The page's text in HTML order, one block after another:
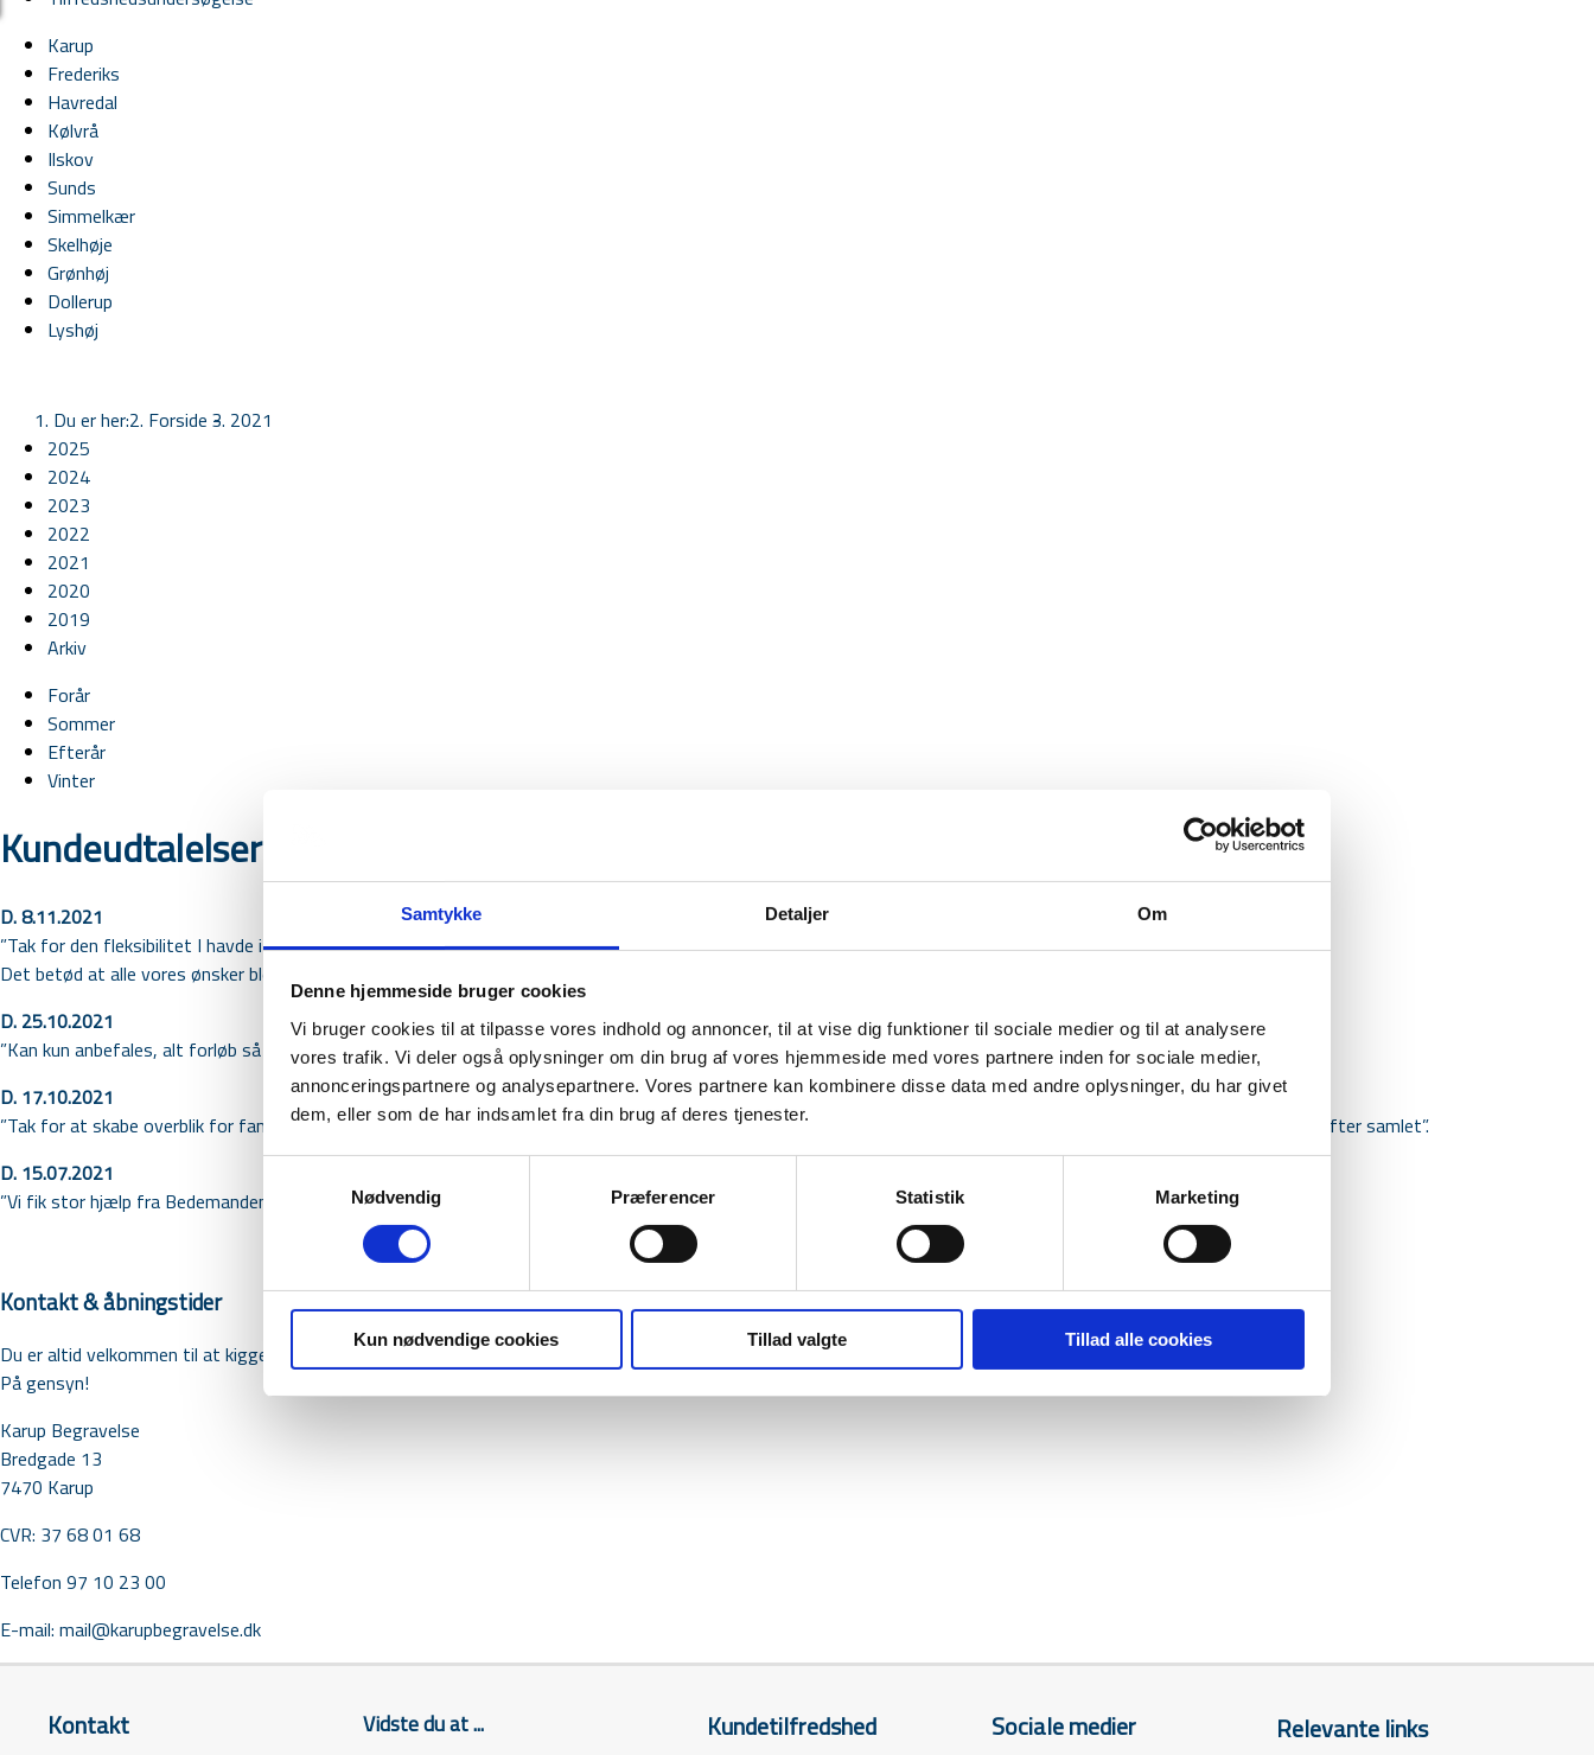
Samtykke Detaljer Om
Denne hjemmeside bruger cookies
Vi bruger cookies til at tilpasse vores indhold og annoncer, til at vise dig funktioner til sociale medier og til at analysere
vores trafik. Vi deler også oplysninger om din brug af vores hjemmeside med vores partnere inden for sociale medier,
annonceringspartnere og analysepartnere. Vores partnere kan kombinere disse data med andre oplysninger, du har givet
dem, eller som de har indsamlet fra din brug af deres tjenester.
Nødvendig
Præferencer Statistik Marketing
Kun nødvendige cookies Tillad valgte Tillad alle cookies
Karup
Frederiks
Havredal
Kølvrå
Ilskov
Sunds
Simmelkær
Skelhøje
Grønhøj
Dollerup
Lyshøj
Du er her: Forside - 2021
2025
2024
2023
2022
2021
2020
2019
Arkiv
Forår
Sommer
Efterår
Vinter
Kundeudtalelser efterår 2021
D. 8.11.2021
”Tak for den fleksibilitet I havde i forbindelse med min fars død.
Det betød at alle vores ønsker blev opfyldt.”
D. 25.10.2021
”Kan kun anbefales, alt forløb så godt, fik meget fint vejledning” Lilian
D. 17.10.2021
”Tak for at skabe overblik for familien, ikke mindst omkring modstridende og ud daterede oplysninger fra diverse foldere og pjecer i en svær tid, samt at holde alle udgifter samlet”.
D. 15.07.2021
”Vi fik stor hjælp fra Bedemanden, der kom hjem til os”
Kontakt & åbningstider
Du er altid velkommen til at kigge forbi vores kontor på Bredgade 13 i Karup. Ring også gerne til os, hvis du har nogle spørgsmål – vi tager altid telefonen.
På gensyn!
Karup Begravelse
Bredgade 13
7470 Karup
CVR: 37 68 01 68
Telefon 97 10 23 00
E-mail: mail@karupbegravelse.dk
Kontakt Vidste du at ... Kundetilfredshed Sociale medier Relevante links